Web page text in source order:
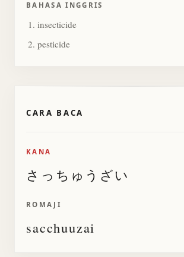
BAHASA INGGRIS
insecticide
pesticide
CARA BACA
KANA
さっちゅうざい
ROMAJI
sacchuuzai